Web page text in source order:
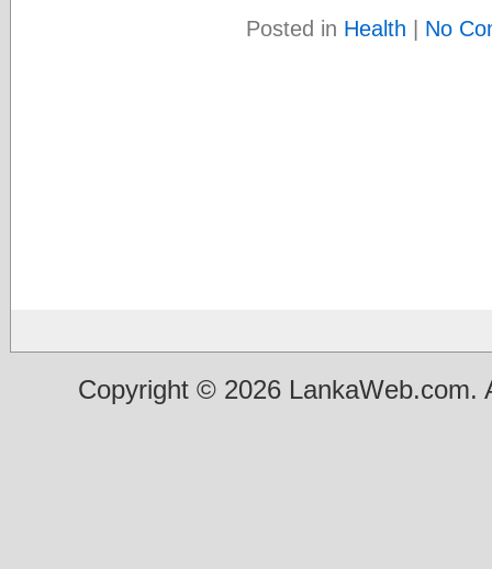
Posted in Health | No
Copyright © 2026 LankaWeb.com.